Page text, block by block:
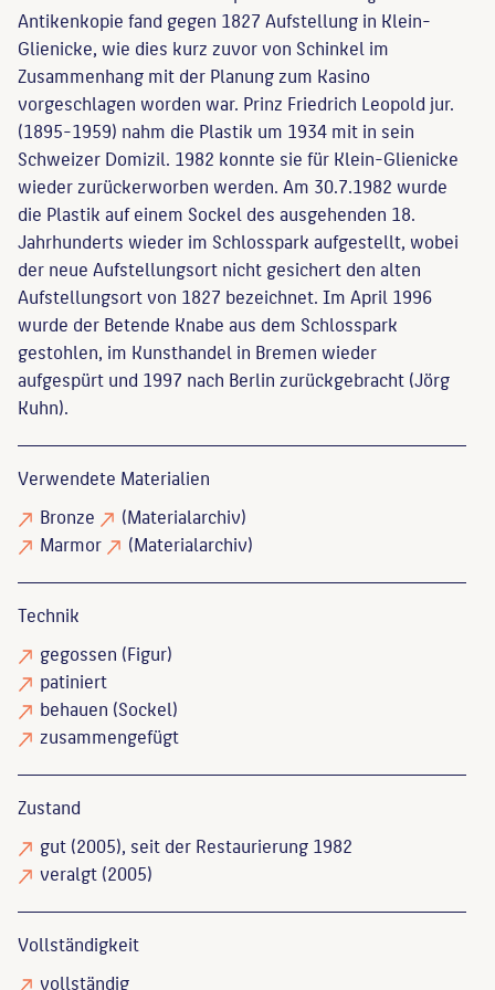
Antikenkopie fand gegen 1827 Aufstellung in Klein-
Glienicke, wie dies kurz zuvor von Schinkel im
Zusammenhang mit der Planung zum Kasino
vorgeschlagen worden war. Prinz Friedrich Leopold jur.
(1895-1959) nahm die Plastik um 1934 mit in sein
Schweizer Domizil. 1982 konnte sie für Klein-Glienicke
wieder zurückerworben werden. Am 30.7.1982 wurde
die Plastik auf einem Sockel des ausgehenden 18.
Jahrhunderts wieder im Schlosspark aufgestellt, wobei
der neue Aufstellungsort nicht gesichert den alten
Aufstellungsort von 1827 bezeichnet. Im April 1996
wurde der Betende Knabe aus dem Schlosspark
gestohlen, im Kunsthandel in Bremen wieder
aufgespürt und 1997 nach Berlin zurückgebracht (Jörg
Kuhn).
Verwendete Materialien
Bronze
(Materialarchiv)
Marmor
(Materialarchiv)
Technik
gegossen (Figur)
patiniert
behauen (Sockel)
zusammengefügt
Zustand
gut(2005), seit der Restaurierung 1982
veralgt(2005)
Vollständigkeit
vollständig